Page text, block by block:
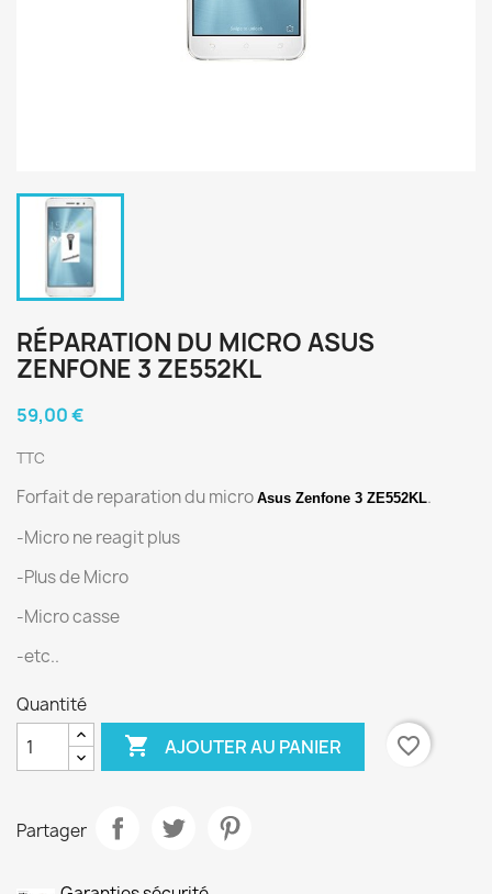
RÉPARATION DU MICRO ASUS
ZENFONE 3 ZE552KL
59,00 €
TTC
Forfait de reparation du micro Asus Zenfone 3 ZE552KL.
-Micro ne reagit plus
-Plus de Micro
-Micro casse
-etc..
Quantité
 AJOUTER AU PANIER favorite_border
Partager